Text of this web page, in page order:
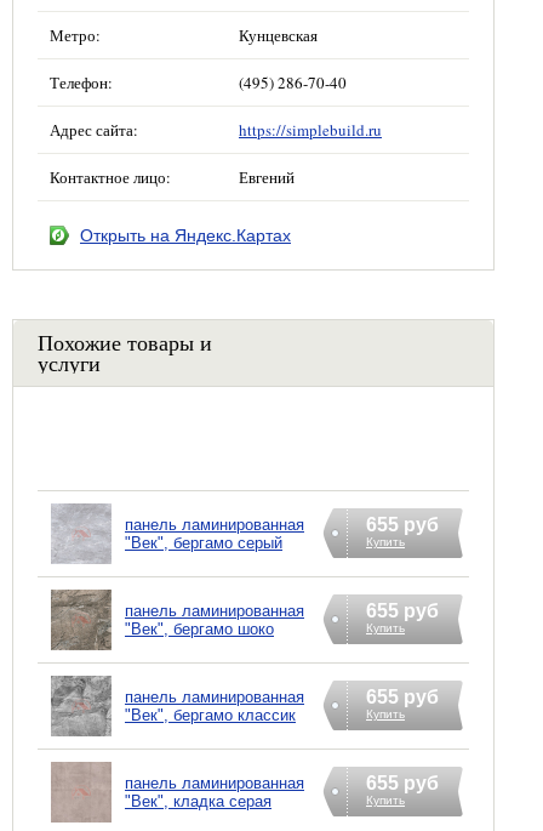
Метро: Кунцевская
Телефон: (495) 286-70-40
Адрес сайта: https://simplebuild.ru
Контактное лицо: Евгений
Открыть на Яндекс.Картах
Похожие товары и
услуги
панель ламинированная
"Век", бергамо серый
655 руб
Купить
панель ламинированная
"Век", бергамо шоко
655 руб
Купить
панель ламинированная
"Век", бергамо классик
655 руб
Купить
панель ламинированная
"Век", кладка серая
655 руб
Купить